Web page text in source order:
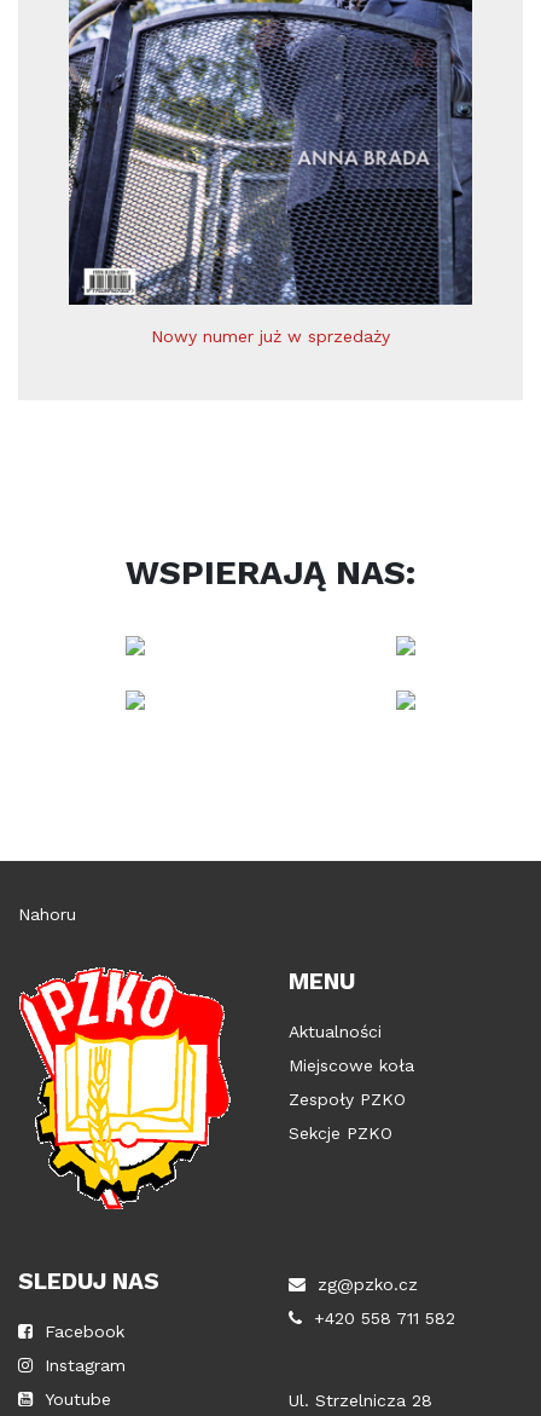
Nowy numer już w sprzedaży
WSPIERAJĄ NAS:
Nahoru
MENU
Aktualności
Miejscowe koła
Zespoły PZKO
Sekcje PZKO
SLEDUJ NAS
Facebook
Instagram
Youtube
zg@pzko.cz
+420 558 711 582
Ul. Strzelnicza 28